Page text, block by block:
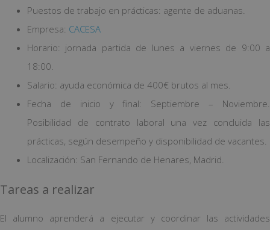
Puestos de trabajo en prácticas: agente de aduanas.
Empresa: CACESA
Horario: jornada partida de lunes a viernes de 9:00 a
18:00.
Salario: ayuda económica de 400€ brutos al mes.
Fecha de inicio y final: Septiembre – Noviembre.
Posibilidad de contrato laboral una vez concluida las
prácticas, según desempeño y disponibilidad de vacantes.
Localización: San Fernando de Henares, Madrid.
Tareas a realizar
El alumno aprenderá a ejecutar y coordinar las actividades